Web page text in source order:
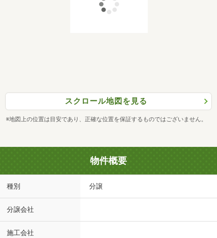
スクロール地図を見る
※地図上の位置は目安であり、正確な位置を保証するものではございません。
物件概要
種別 分譲
分譲会社
施工会社